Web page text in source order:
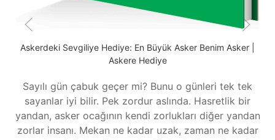
Askerdeki Sevgiliye Hediye: En Büyük Asker Benim Asker |
Askere Hediye
Sayılı gün çabuk geçer mi? Bunu o günleri tek tek
sayanlar iyi bilir. Pek zordur aslında. Hasretlik bir
yandan, asker ocağının kendi zorlukları diğer yandan
zorlar insanı. Mekan ne kadar uzak, zaman ne kadar